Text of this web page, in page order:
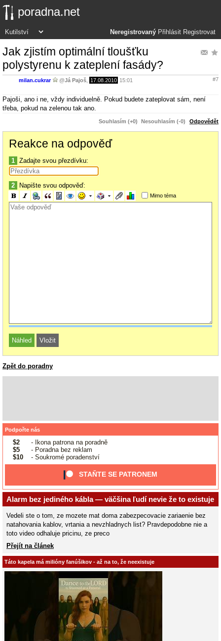
poradna.net
Neregistrovaný Přihlásit Registrovat
Jak zjistím optimální tloušťku
polystyrenu k zateplení fasády?
milan.cukrar @Já Pajoš 17.08.2010 15:01 #7
Pajoši, ano i ne, vždy individuelně. Pokud budete zateplovat sám, není
třeba, pokud na zelenou tak ano.
Souhlasím (+0) Nesouhlasím (-0) Odpovědět
Reakce na odpověď
1 Zadajte svou přezdívku:
2 Napište svou odpověď:
Mimo téma
Zpět do poradny
Podpořte nás
$2
- Ikona patrona na poradně
$5
- Poradna bez reklam
$10
- Soukromé poradenství
STAŇTE SE PATRONEM
Alarm bez jediného kábla — väčšina ľudí nevie že to existuje
Vedeli ste o tom, ze mozete mat doma zabezpecovacie zariaenie bez
natahovania kablov, vrtania a nevzhladnych list? Pravdepodobne nie a
toto video odhaluje pricinu, ze preco
Přejít na článek
Táto kapela má milióny fanúšikov - až na to, že neexistuje